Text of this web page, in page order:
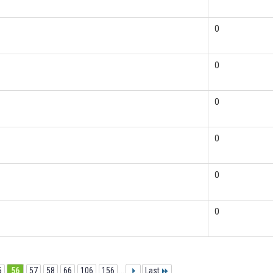
0
0
0
0
0
0
56 57 58 66 106 156 Last